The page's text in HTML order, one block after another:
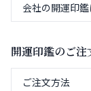
会社の開運印
開運印鑑のご注
ご注文方法